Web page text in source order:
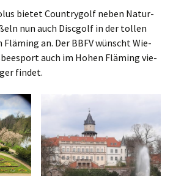
bie­tet Coun­try­golf neben Natur­
nun auch Disc­golf in der tol­len
Flä­ming an. Der BBFV wünscht Wie­
auch im Hohen Flä­ming vie­
findet.